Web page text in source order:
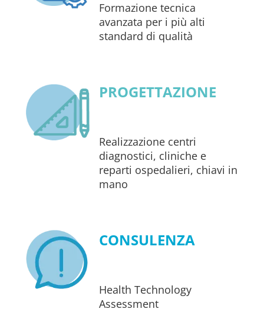
Formazione tecnica
avanzata per i più alti
standard di qualità
PROGETTAZIONE
Realizzazione centri
diagnostici, cliniche e
reparti ospedalieri, chiavi in
mano
CONSULENZA
Health Technology
Assessment